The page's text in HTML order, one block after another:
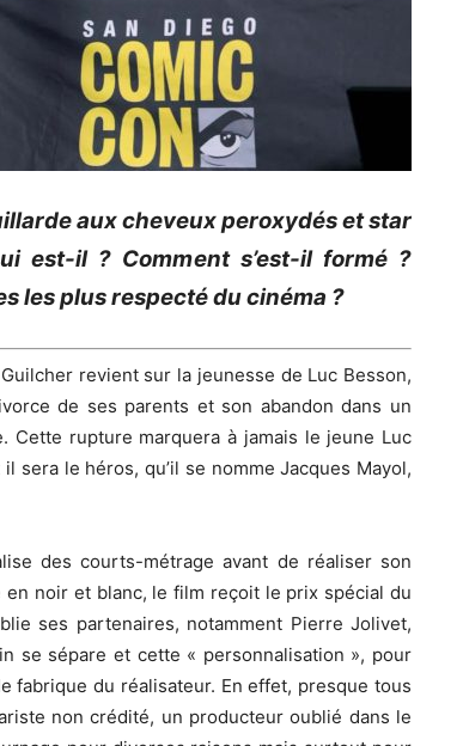
aux cheveux peroxydés et star
est-il ? Comment s’est-il formé ?
les plus respecté du cinéma ?
revient sur la jeunesse de Luc Besson,
de ses parents et son abandon dans un
Cette rupture marquera à jamais le jeune Luc
sera le héros, qu’il se nomme Jacques Mayol,
des courts-métrage avant de réaliser son
en noir et blanc, le film reçoit le prix spécial du
ses partenaires, notamment Pierre Jolivet,
se sépare et cette « personnalisation », pour
fabrique du réalisateur. En effet, presque tous
non crédité, un producteur oublié dans le